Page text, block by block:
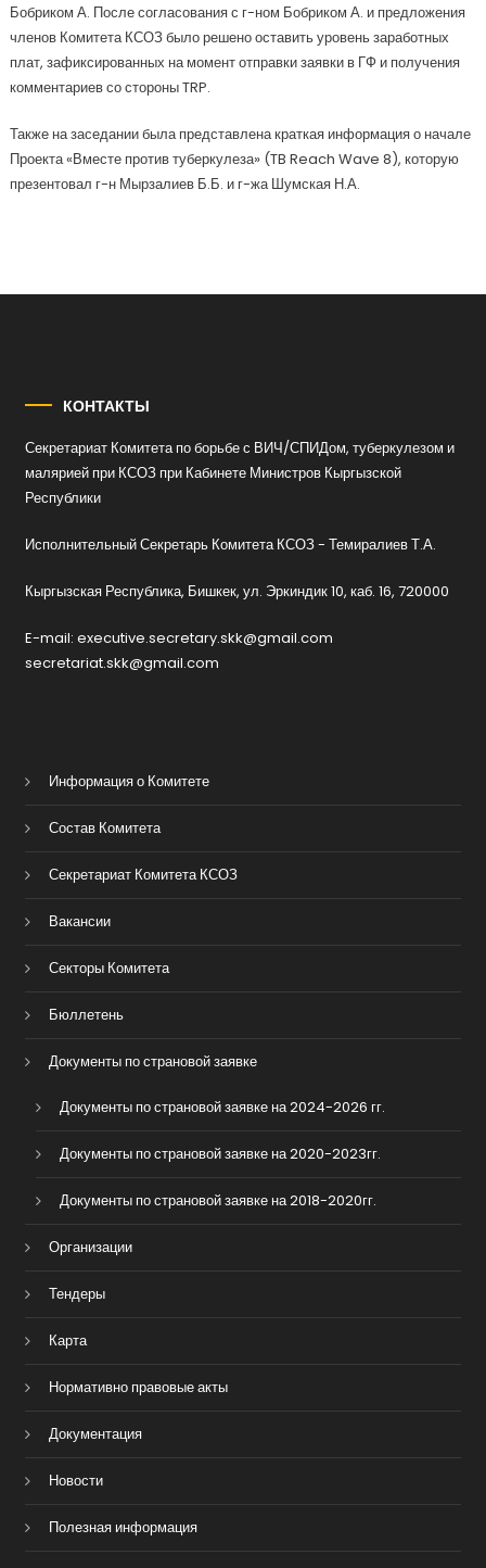
Бобриком А. После согласования с г-ном Бобриком А. и предложения
членов Комитета КСОЗ было решено оставить уровень заработных
плат, зафиксированных на момент отправки заявки в ГФ и получения
комментариев со стороны TRP.
Также на заседании была представлена краткая информация о начале
Проекта «Вместе против туберкулеза» (TB Reach Wave 8), которую
презентовал г-н Мырзалиев Б.Б. и г-жа Шумская Н.А.
КОНТАКТЫ
Секретариат Комитета по борьбе с ВИЧ/СПИДом, туберкулезом и
малярией при КСОЗ при Кабинете Министров Кыргызской
Республики
Исполнительный Секретарь Комитета КСОЗ - Темиралиев Т.А.
Кыргызская Республика, Бишкек, ул. Эркиндик 10, каб. 16, 720000
E-mail: executive.secretary.skk@gmail.com
secretariat.skk@gmail.com
Информация о Комитете
Состав Комитета
Секретариат Комитета КСОЗ
Вакансии
Секторы Комитета
Бюллетень
Документы по страновой заявке
Документы по страновой заявке на 2024-2026 гг.
Документы по страновой заявке на 2020-2023гг.
Документы по страновой заявке на 2018-2020гг.
Организации
Тендеры
Карта
Нормативно правовые акты
Документация
Новости
Полезная информация